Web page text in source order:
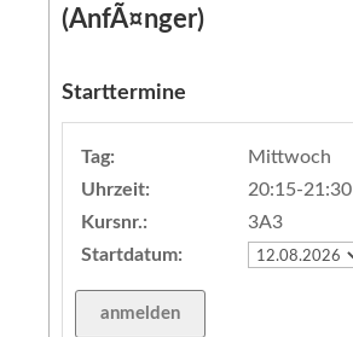
(AnfÃ¤nger)
Starttermine
Tag:
Mittwoch
Uhrzeit:
20:15-21:30
Kursnr.:
3A3
Startdatum: